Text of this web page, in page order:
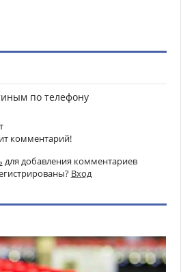
по телефону
комментарий!
для добавления комментариев
Вход